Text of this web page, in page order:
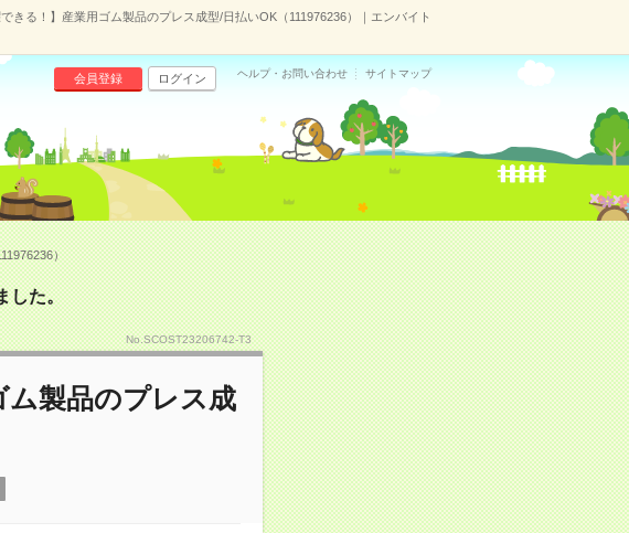
できる！】産業用ゴム製品のプレス成型/日払いOK（111976236）｜エンバイト
会員登録 ログイン ヘルプ・お問い合わせ サイトマップ
）
した。
No.SCOST23206742-T3
ム製品のプレス成